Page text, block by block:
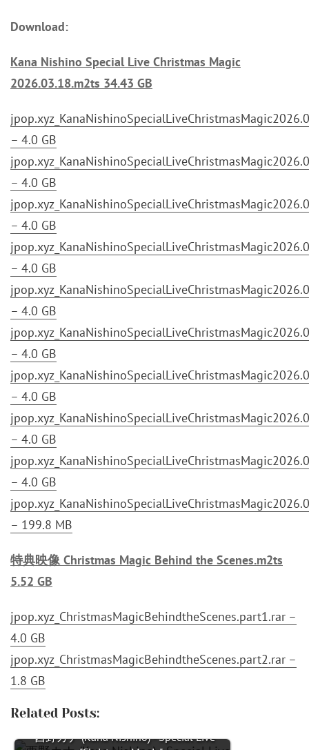
Download:
Kana Nishino Special Live Christmas Magic
2026.03.18.m2ts 34.43 GB
– 4.0 GB
– 4.0 GB
– 4.0 GB
– 4.0 GB
– 4.0 GB
– 4.0 GB
– 4.0 GB
– 4.0 GB
– 4.0 GB
– 199.8 MB
特典映像 Christmas Magic Behind the Scenes.m2ts
5.52 GB
jpop.xyz_ChristmasMagicBehindtheScenes.part1.rar –
4.0 GB
jpop.xyz_ChristmasMagicBehindtheScenes.part2.rar –
1.8 GB
Related Posts:
西野カナ (Kana Nishino) - Special Live